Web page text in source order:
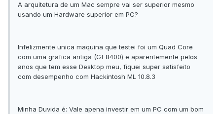
A arquitetura de um Mac sempre vai ser superior mesmo
usando um Hardware superior em PC?
Infelizmente unica maquina que testei foi um Quad Core
com uma grafica antiga (Gf 8400) e aparentemente pelos
anos que tem esse Desktop meu, fiquei super satisfeito
com desempenho com Hackintosh ML 10.8.3
Minha Duvida é: Vale apena investir em um PC com um bom